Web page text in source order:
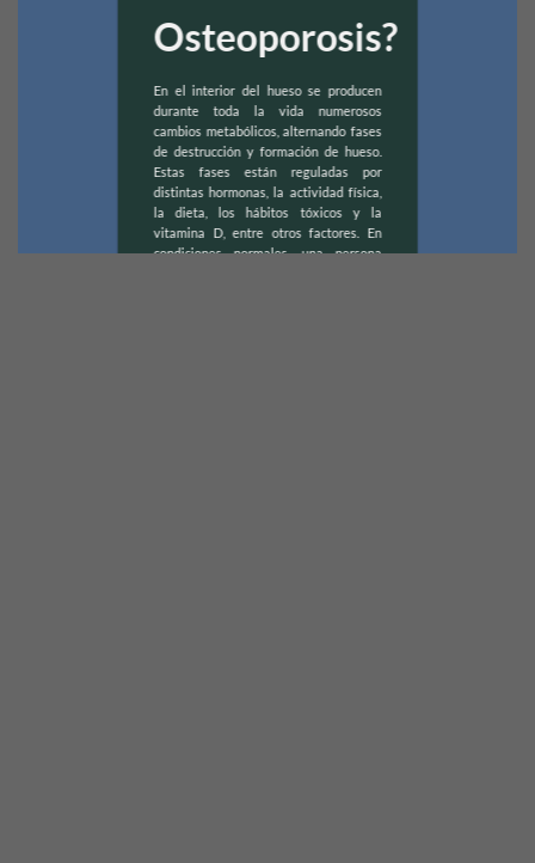
Osteoporosis?
En el interior del hueso se producen
durante toda la vida numerosos
cambios metabólicos, alternando fases
de destrucción y formación de hueso.
Estas fases están reguladas por
distintas hormonas, la actividad física,
la dieta, los hábitos tóxicos y la
vitamina D, entre otros factores. En
condiciones normales, una persona